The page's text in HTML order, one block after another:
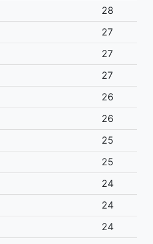
28
27
27
27
26
26
25
25
24
24
24